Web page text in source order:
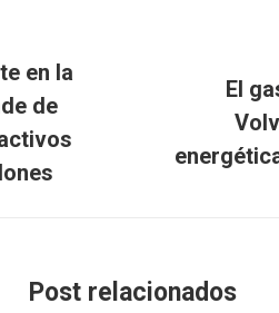
en la
de
Publicación
siguiente:
El
Post relacionados